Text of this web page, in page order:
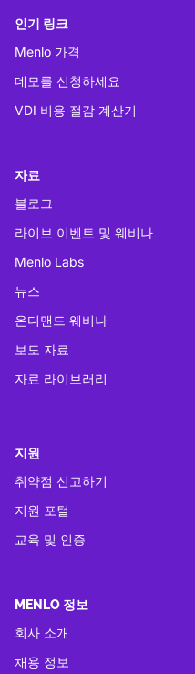
인기 링크
Menlo 가격
데모를 신청하세요
VDI 비용 절감 계산기
자료
블로그
라이브 이벤트 및 웨비나
Menlo Labs
뉴스
온디맨드 웨비나
보도 자료
자료 라이브러리
지원
취약점 신고하기
지원 포털
교육 및 인증
MENLO 정보
회사 소개
채용 정보